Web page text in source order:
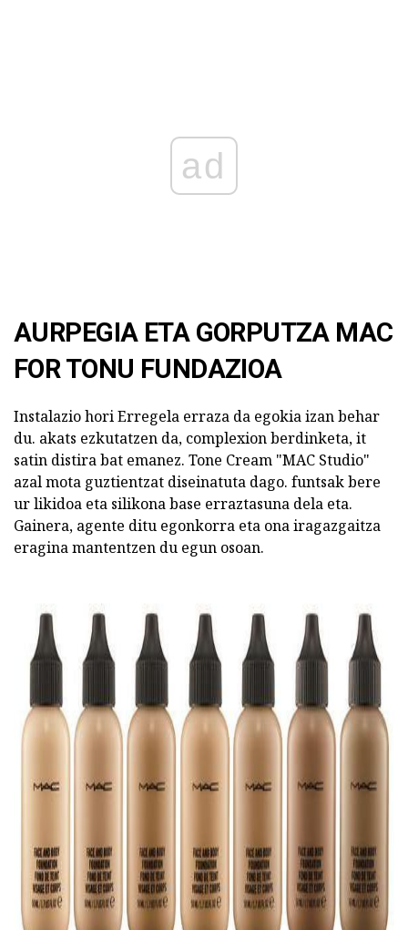
ad
AURPEGIA ETA GORPUTZA MAC
FOR TONU FUNDAZIOA
Instalazio hori Erregela erraza da egokia izan behar
du. akats ezkutatzen da, complexion berdinketa, it
satin distira bat emanez. Tone Cream "MAC Studio"
azal mota guztientzat diseinatuta dago. funtsak bere
ur likidoa eta silikona base erraztasuna dela eta.
Gainera, agente ditu egonkorra eta ona iragazgaitza
eragina mantentzen du egun osoan.